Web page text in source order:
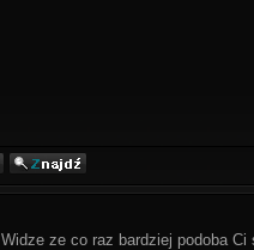
Widze ze co raz bardziej podoba